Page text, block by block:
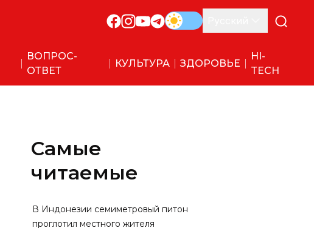
ВОПРОС-
ОТВЕТ
КУЛЬТУРА ЗДОРОВЬЕ
HI-
TECH
Самые
читаемые
В Индонезии семиметровый питон
проглотил местного жителя